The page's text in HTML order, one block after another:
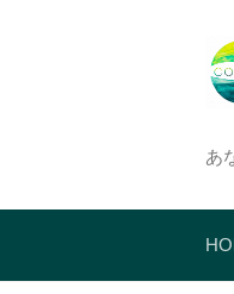
ス
あ